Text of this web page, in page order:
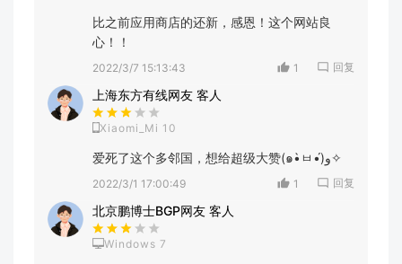
比之前应用商店的还新，感恩！这个网站良
心！！
2022/3/7 15:13:43 1 回复
上海东方有线网友 客人
Xiaomi_Mi 10
爱死了这个多邻国，想给超级大赞(๑•̀ㅂ•́)و✧
2022/3/1 17:00:49 1 回复
北京鹏博士BGP网友 客人
Windows 7